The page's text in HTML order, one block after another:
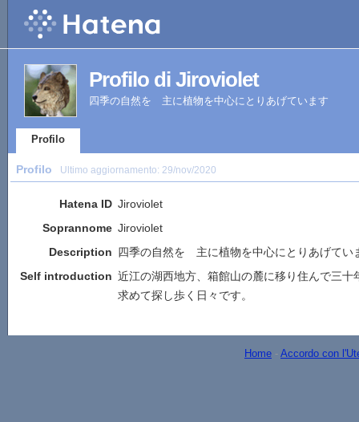
Profilo di Jiroviolet
四季の自然を 主に植物を中心にとりあげています
Profilo
Profilo Ultimo aggiornamento: 29/nov/2020
Hatena ID Jiroviolet
Soprannome Jiroviolet
Description 四季の自然を 主に植物を中心にとりあげてい
Self introduction 近江の湖西地方、箱館山の麓に移り住んで三
求めて探し歩く日々です。
Home - Accordo con